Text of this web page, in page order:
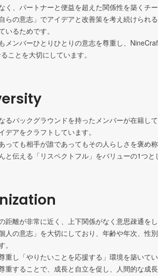
く、パートナーと便益を超えた関係性を築くチ
らの意志」でアイデアと改善策を考え続けられ
いるためです。
メンバーひとりひとりの意志を尊重し、
ことを大切にしています。
るバックグラウンドを持ったメンバーが在籍し
デアをクラフトしています。
っても相手が誰であってもその人らしさを褒め
と伝える「リスペクトフル」をバリューの1つと
距離が非常に近く、上下関係がなく意思疎通をし
人の意志」を大切にしており、年齢や年次、性
重し「やりたいことを応援する」環境を築いてい
重することで、成長と自立を促し、人間的な成